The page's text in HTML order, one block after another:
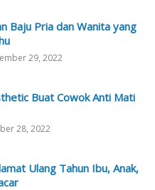
Baju Pria dan Wanita yang
29, 2022
Buat Cowok Anti Mati
28, 2022
Ulang Tahun Ibu, Anak,